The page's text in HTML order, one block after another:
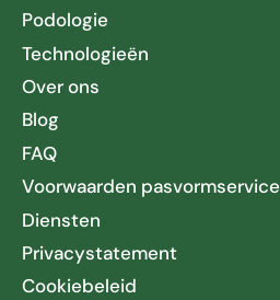
Podologie
Technologieën
Over ons
Blog
FAQ
Voorwaarden pasvormservice
Diensten
Privacystatement
Cookiebeleid